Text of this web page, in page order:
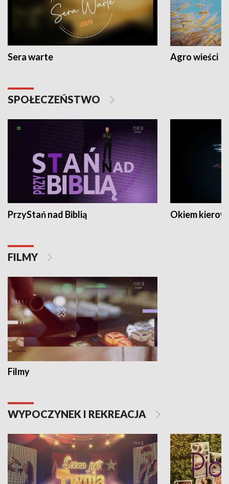
Sera warte Agro wieści
SPOŁECZEŃSTWO
PrzyStań nad Biblią Okiem
FILMY
Filmy
WYPOCZYNEK I REKREACJA